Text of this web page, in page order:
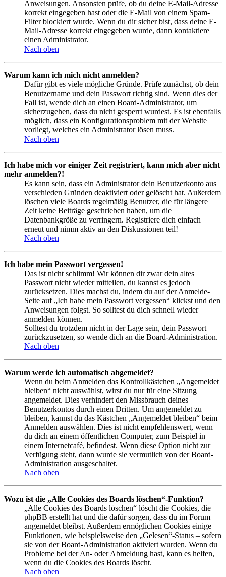
Anweisungen. Ansonsten prüfe, ob du deine E-Mail-Adresse
korrekt eingegeben hast oder die E-Mail von einem Spam-
Filter blockiert wurde. Wenn du dir sicher bist, dass deine E-
Mail-Adresse korrekt eingegeben wurde, dann kontaktiere
einen Administrator.
Nach oben
Warum kann ich mich nicht anmelden?
Dafür gibt es viele mögliche Gründe. Prüfe zunächst, ob dein
Benutzername und dein Passwort richtig sind. Wenn dies der
Fall ist, wende dich an einen Board-Administrator, um
sicherzugehen, dass du nicht gesperrt wurdest. Es ist ebenfalls
möglich, dass ein Konfigurationsproblem mit der Website
vorliegt, welches ein Administrator lösen muss.
Nach oben
Ich habe mich vor einiger Zeit registriert, kann mich aber nicht
mehr anmelden?!
Es kann sein, dass ein Administrator dein Benutzerkonto aus
verschieden Gründen deaktiviert oder gelöscht hat. Außerdem
löschen viele Boards regelmäßig Benutzer, die für längere
Zeit keine Beiträge geschrieben haben, um die
Datenbankgröße zu verringern. Registriere dich einfach
erneut und nimm aktiv an den Diskussionen teil!
Nach oben
Ich habe mein Passwort vergessen!
Das ist nicht schlimm! Wir können dir zwar dein altes
Passwort nicht wieder mitteilen, du kannst es jedoch
zurücksetzen. Dies machst du, indem du auf der Anmelde-
Seite auf „Ich habe mein Passwort vergessen“ klickst und den
Anweisungen folgst. So solltest du dich schnell wieder
anmelden können.
Solltest du trotzdem nicht in der Lage sein, dein Passwort
zurückzusetzen, so wende dich an die Board-Administration.
Nach oben
Warum werde ich automatisch abgemeldet?
Wenn du beim Anmelden das Kontrollkästchen „Angemeldet
bleiben“ nicht auswählst, wirst du nur für eine Sitzung
angemeldet. Dies verhindert den Missbrauch deines
Benutzerkontos durch einen Dritten. Um angemeldet zu
bleiben, kannst du das Kästchen „Angemeldet bleiben“ beim
Anmelden auswählen. Dies ist nicht empfehlenswert, wenn
du dich an einem öffentlichen Computer, zum Beispiel in
einem Internetcafé, befindest. Wenn diese Option nicht zur
Verfügung steht, dann wurde sie vermutlich von der Board-
Administration ausgeschaltet.
Nach oben
Wozu ist die „Alle Cookies des Boards löschen“-Funktion?
„Alle Cookies des Boards löschen“ löscht die Cookies, die
phpBB erstellt hat und die dafür sorgen, dass du im Forum
angemeldet bleibst. Außerdem ermöglichen Cookies einige
Funktionen, wie beispielsweise den „Gelesen“-Status – sofern
sie von der Board-Administration aktiviert wurden. Wenn du
Probleme bei der An- oder Abmeldung hast, kann es helfen,
wenn du die Cookies des Boards löscht.
Nach oben